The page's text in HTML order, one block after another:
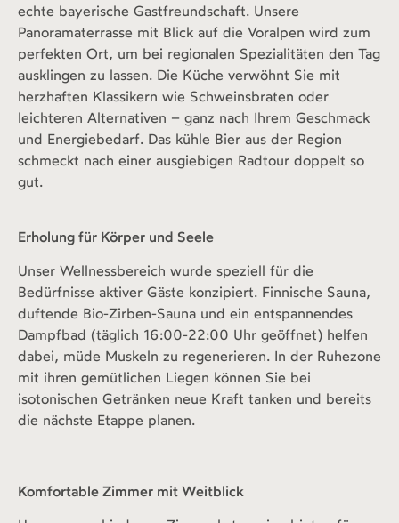
echte bayerische Gastfreundschaft. Unsere
Panoramaterrasse mit Blick auf die Voralpen wird zum
perfekten Ort, um bei regionalen Spezialitäten den Tag
ausklingen zu lassen. Die Küche verwöhnt Sie mit
herzhaften Klassikern wie Schweinsbraten oder
leichteren Alternativen – ganz nach Ihrem Geschmack
und Energiebedarf. Das kühle Bier aus der Region
schmeckt nach einer ausgiebigen Radtour doppelt so
gut.
Erholung für Körper und Seele
Unser Wellnessbereich wurde speziell für die
Bedürfnisse aktiver Gäste konzipiert. Finnische Sauna,
duftende Bio-Zirben-Sauna und ein entspannendes
Dampfbad (täglich 16:00-22:00 Uhr geöffnet) helfen
dabei, müde Muskeln zu regenerieren. In der Ruhezone
mit ihren gemütlichen Liegen können Sie bei
isotonischen Getränken neue Kraft tanken und bereits
die nächste Etappe planen.
Komfortable Zimmer mit Weitblick